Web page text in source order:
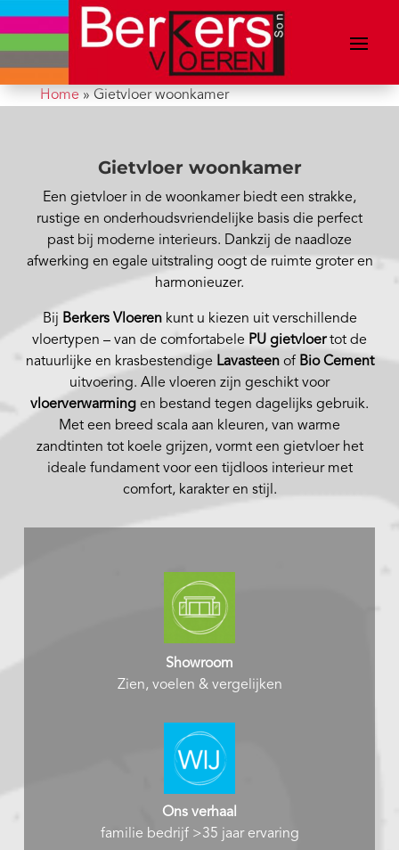
Home» Gietvloer woonkamer
Gietvloer woonkamer
Een gietvloer in de woonkamer biedt een strakke,
rustige en onderhoudsvriendelijke basis die perfect
past bij moderne interieurs. Dankzij de naadloze
afwerking en egale uitstraling oogt de ruimte groter en
harmonieuzer.
Bij Berkers Vloerenkunt u kiezen uit verschillende
vloertypen – van de comfortabele PU gietvloertot de
natuurlijke en krasbestendige Lavasteenof Bio Cement
uitvoering. Alle vloeren zijn geschikt voor
vloerverwarming en bestand tegen dagelijks gebruik.
Met een breed scala aan kleuren, van warme
zandtinten tot koele grijzen, vormt een gietvloer het
ideale fundament voor een tijdloos interieur met
comfort, karakter en stijl.
Showroom
Zien, voelen & vergelijken
Ons verhaal
familie bedrijf >35 jaar ervaring